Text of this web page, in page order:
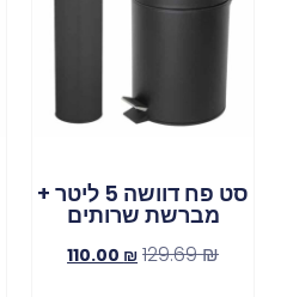
סט פח דוושה 5 ליטר +
מברשת שרותים
129.69₪
110.00 ₪